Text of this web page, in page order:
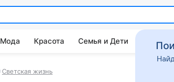
Мода Красота Семья и Дети Дом
Светская жизнь